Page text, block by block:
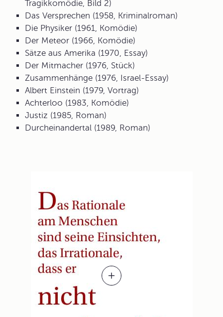
Tragikkomödie, Bild 2)
Das Versprechen (1958, Kriminalroman)
Die Physiker (1961, Komödie)
Der Meteor (1966, Komödie)
Sätze aus Amerika (1970, Essay)
Der Mitmacher (1976, Stück)
Zusammenhänge (1976, Israel-Essay)
Albert Einstein (1979, Vortrag)
Achterloo (1983, Komödie)
Justiz (1985, Roman)
Durcheinandertal (1989, Roman)